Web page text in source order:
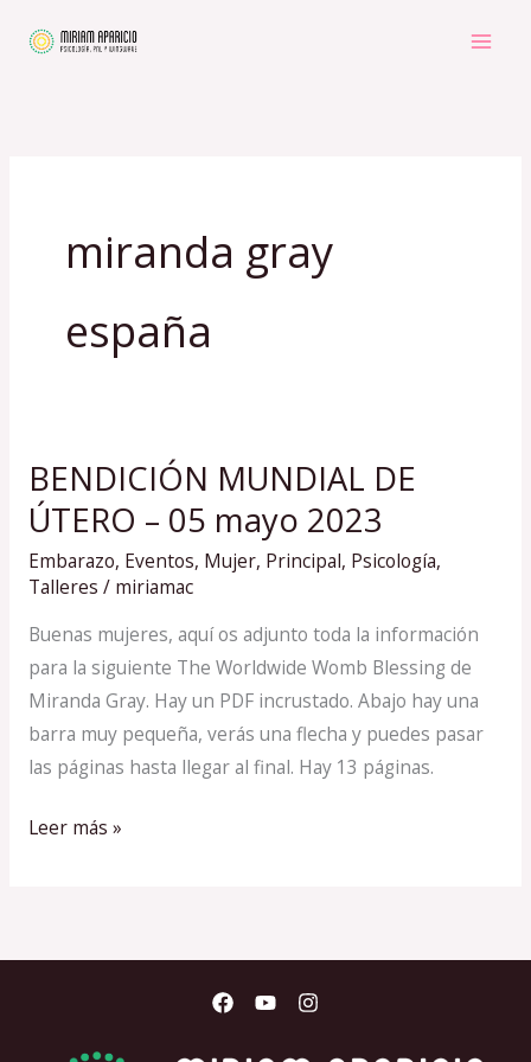
miranda gray
españa
BENDICIÓN MUNDIAL DE
ÚTERO – 05 mayo 2023
Embarazo, Eventos, Mujer, Principal, Psicología,
Talleres / miriamac
Buenas mujeres, aquí os adjunto toda la información
para la siguiente The Worldwide Womb Blessing de
Miranda Gray. Hay un PDF incrustado. Abajo hay una
barra muy pequeña, verás una flecha y puedes pasar
las páginas hasta llegar al final. Hay 13 páginas.
BENDICIÓN
MUNDIAL
DE
ÚTERO
05
mayo
2023
Leer más »